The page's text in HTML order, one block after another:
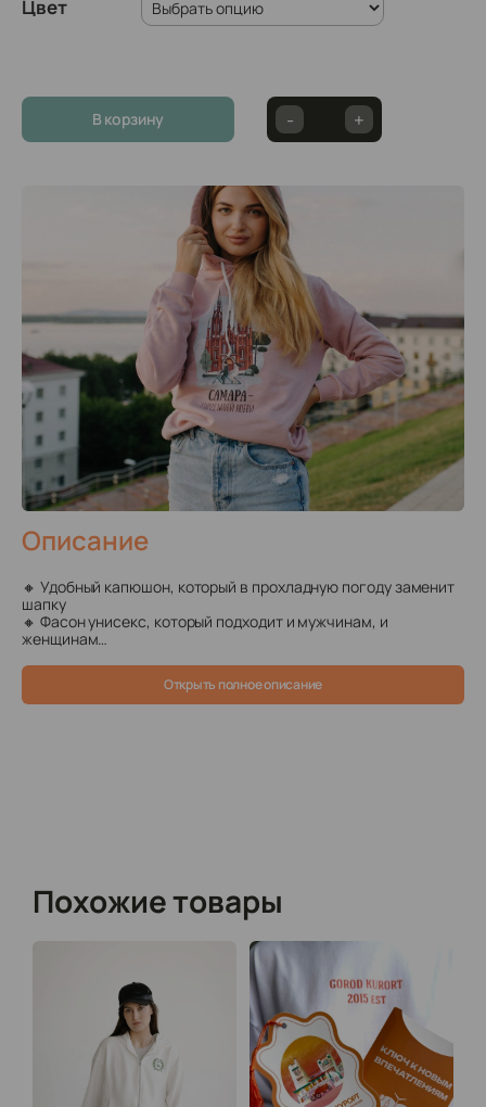
Цвет
В корзину
Описание
🔸 Удобный капюшон, который в прохладную погоду заменит
шапку
🔸 Фасон унисекс, который подходит и мужчинам, и
женщинам
🔸 Принт, который не тускнеет, не трескается и не
🔸 100% самарское производство
Открыть полное описание
Похожие товары